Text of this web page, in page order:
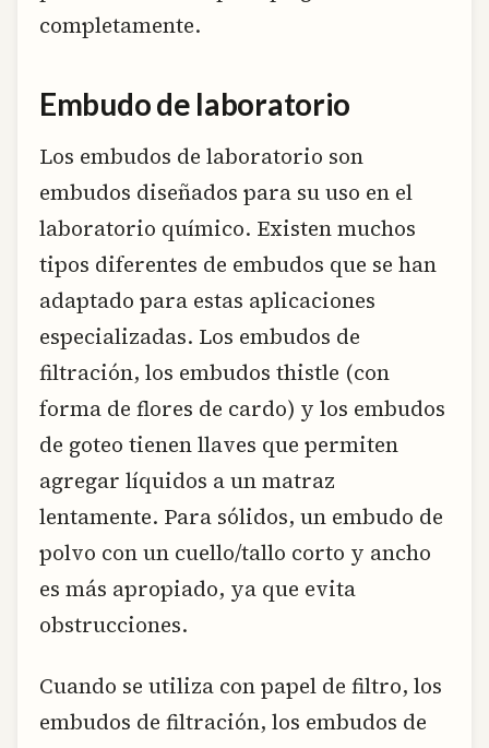
completamente.
Embudo de laboratorio
Los embudos de laboratorio son
embudos diseñados para su uso en el
laboratorio químico. Existen muchos
tipos diferentes de embudos que se han
adaptado para estas aplicaciones
especializadas. Los embudos de
filtración, los embudos thistle (con
forma de flores de cardo) y los embudos
de goteo tienen llaves que permiten
agregar líquidos a un matraz
lentamente. Para sólidos, un embudo de
polvo con un cuello/tallo corto y ancho
es más apropiado, ya que evita
obstrucciones.
Cuando se utiliza con papel de filtro, los
embudos de filtración, los embudos de